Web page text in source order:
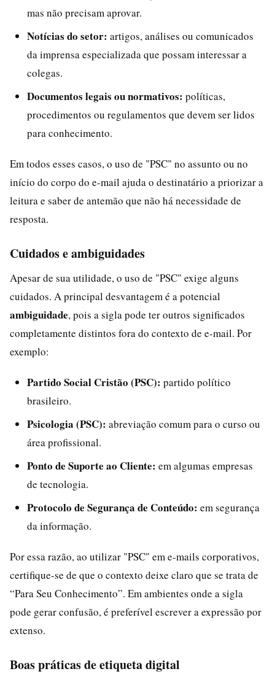
mas não precisam aprovar.
Notícias do setor: artigos, análises ou comunicados
da imprensa especializada que possam interessar a
colegas.
Documentos legais ou normativos: políticas,
procedimentos ou regulamentos que devem ser lidos
para conhecimento.
Em todos esses casos, o uso de "PSC" no assunto ou no
início do corpo do e-mail ajuda o destinatário a priorizar a
leitura e saber de antemão que não há necessidade de
resposta.
Cuidados e ambiguidades
Apesar de sua utilidade, o uso de "PSC" exige alguns
cuidados. A principal desvantagem é a potencial
ambiguidade, pois a sigla pode ter outros significados
completamente distintos fora do contexto de e-mail. Por
exemplo:
Partido Social Cristão (PSC): partido político
brasileiro.
Psicologia (PSC): abreviação comum para o curso ou
área profissional.
Ponto de Suporte ao Cliente: em algumas empresas
de tecnologia.
Protocolo de Segurança de Conteúdo: em segurança
da informação.
Por essa razão, ao utilizar "PSC" em e-mails corporativos,
certifique-se de que o contexto deixe claro que se trata de
“Para Seu Conhecimento”. Em ambientes onde a sigla
pode gerar confusão, é preferível escrever a expressão por
extenso.
Boas práticas de etiqueta digital